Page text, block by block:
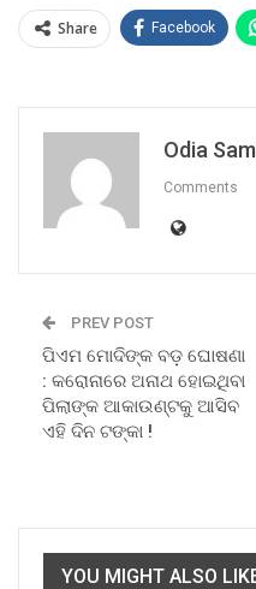
Share Facebook
Odia
Comments
PREV POST
ପିଏମ ମୋଦିଙ୍କ ବଡ଼ ଘୋଷଣା
: କରୋନାରେ ଅନାଥ ହୋଇଥିବା
ପିଲାଙ୍କ ଆକାଉଣ୍ଟକୁ ଆସିବ
ଏହି ଦିନ ଟଙ୍କା !
YOU MIGHT ALSO